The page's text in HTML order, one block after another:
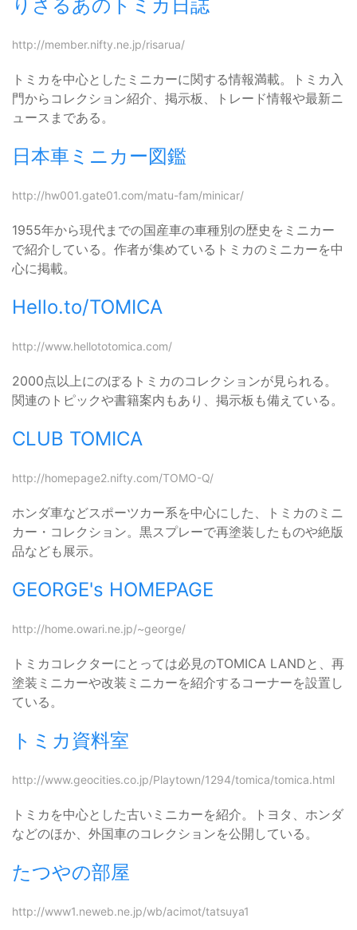
りさるあのトミカ日誌
http://member.nifty.ne.jp/risarua/
トミカを中心としたミニカーに関する情報満載。トミカ入
門からコレクション紹介、掲示板、トレード情報や最新ニ
ュースまである。
日本車ミニカー図鑑
http://hw001.gate01.com/matu-fam/minicar/
1955年から現代までの国産車の車種別の歴史をミニカー
で紹介している。作者が集めているトミカのミニカーを中
心に掲載。
Hello.to/TOMICA
http://www.hellototomica.com/
2000点以上にのぼるトミカのコレクションが見られる。
関連のトピックや書籍案内もあり、掲示板も備えている。
CLUB TOMICA
http://homepage2.nifty.com/TOMO-Q/
ホンダ車などスポーツカー系を中心にした、トミカのミニ
カー・コレクション。黒スプレーで再塗装したものや絶版
品なども展示。
GEORGE's HOMEPAGE
http://home.owari.ne.jp/~george/
トミカコレクターにとっては必見のTOMICA LANDと、再
塗装ミニカーや改装ミニカーを紹介するコーナーを設置し
ている。
トミカ資料室
http://www.geocities.co.jp/Playtown/1294/tomica/tomica.html
トミカを中心とした古いミニカーを紹介。トヨタ、ホンダ
などのほか、外国車のコレクションを公開している。
たつやの部屋
http://www1.neweb.ne.jp/wb/acimot/tatsuya1